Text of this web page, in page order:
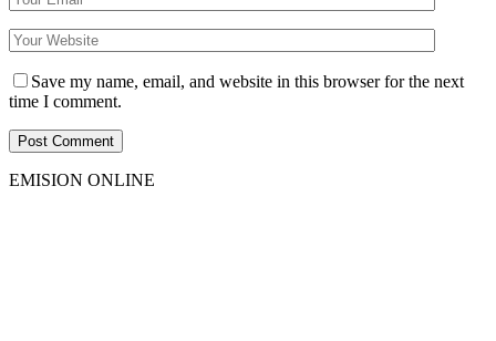
Save my name, email, and website in this browser for the next
time I comment.
EMISION ONLINE